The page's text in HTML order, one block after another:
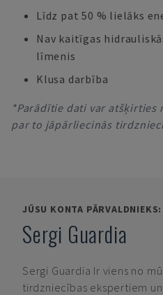
Līdz pat 50 % lielāks
Nav kaitīgas
līmenis
Klusa darbība
*Parādītie dati var atšķirties
par to jāpārliecinās
JŪSU KONTA PĀRVALDNIEKS:
Sergi Guardia
Sergi Guardia Ir viens no
tirdzniecības ekspertiem